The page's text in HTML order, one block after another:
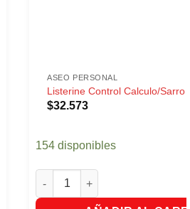
ASEO PERSONAL
Listerine Control Calculo/Sarro
$32.573
154 disponibles
Listerine Control Calculo/Sarro